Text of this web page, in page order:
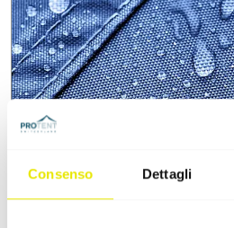
Consenso Dettagli